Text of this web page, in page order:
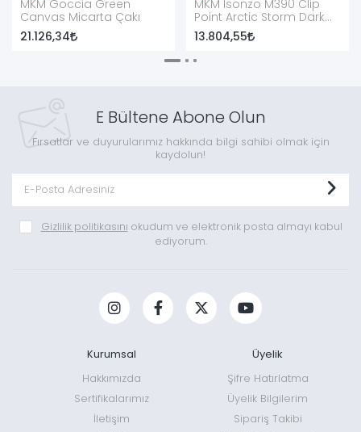
MKM Goccia Green
Canvas Micarta Çakı
21.126,34
MKM Isonzo M390 Clip
Point Arctic Storm Dark
Çakı
13.804,55
E Bültene Abone Olun
Fırsatlar ve duyurularımız hakkında bilgi sahibi olmak için
kaydolun!
Gizlilik politikasını okudum ve elektronik posta almayı kabul
ediyorum.
Kurumsal
Hakkımızda
Sertifikalarımız
İletişim
Üyelik
Şifre Hatırlatma
Üyelik Bilgilerim
Sipariş Takibi